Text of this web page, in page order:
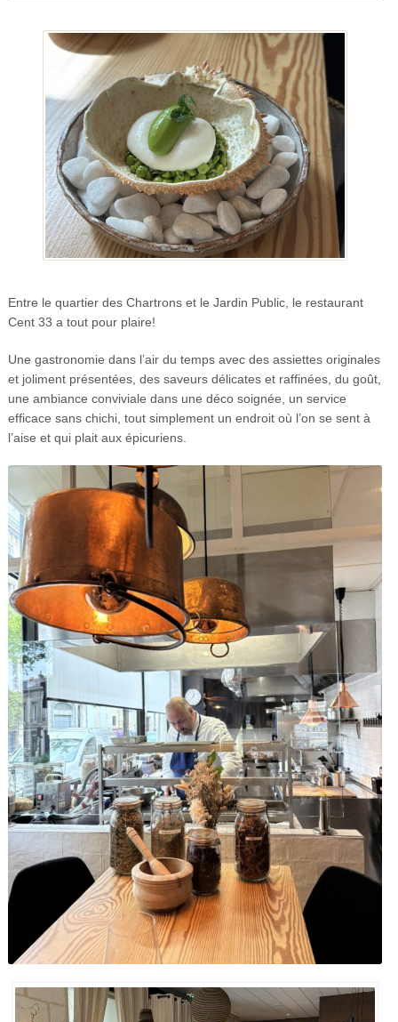
Entre le quartier des Chartrons et le Jardin Public, le restaurant
Cent 33 a tout pour plaire!
Une gastronomie dans l’air du temps avec des assiettes originales
et joliment présentées, des saveurs délicates et raffinées, du goût,
une ambiance conviviale dans une déco soignée, un service
efficace sans chichi, tout simplement un endroit où l’on se sent à
l’aise et qui plait aux épicuriens.